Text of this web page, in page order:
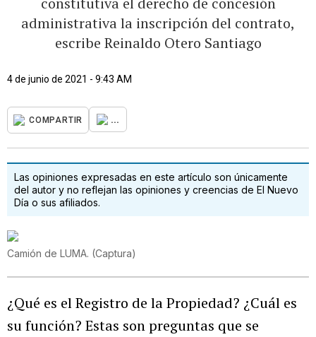
administrativa la inscripción del contrato,
escribe Reinaldo Otero Santiago
4 de junio de 2021 - 9:43 AM
COMPARTIR ...
Las opiniones expresadas en este artículo son únicamente
del autor y no reflejan las opiniones y creencias de El Nuevo
Día o sus afiliados.
Camión de LUMA. (Captura)
¿Qué es el Registro de la Propiedad? ¿Cuál es
su función? Estas son preguntas que se